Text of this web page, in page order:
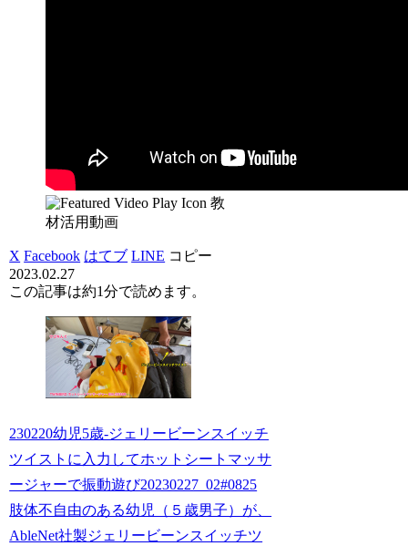
教
材活用動画
X Facebook はてブ LINE コピー
2023.02.27
この記事は約1分で読めます。
230220幼児5歳-ジェリービーンスイッチ
ツイストに入力してホットシートマッサ
ージャーで振動遊び20230227_02#0825
肢体不自由のある幼児（５歳男子）が、
AbleNet社製ジェリービーンスイッチツ